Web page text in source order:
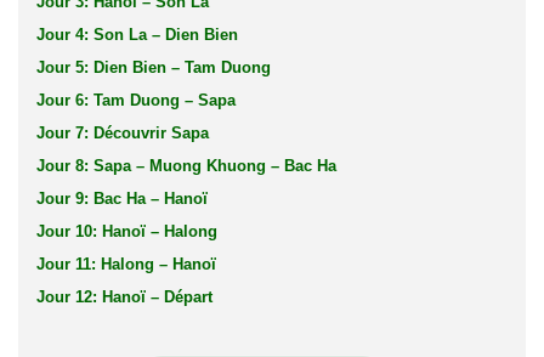
Jour 4: Son La – Dien Bien
Jour 5: Dien Bien – Tam Duong
Jour 6: Tam Duong – Sapa
Jour 7: Découvrir Sapa
Jour 8: Sapa – Muong Khuong – Bac Ha
Jour 9: Bac Ha – Hanoï
Jour 10: Hanoï – Halong
Jour 11: Halong – Hanoï
Jour 12: Hanoï – Départ